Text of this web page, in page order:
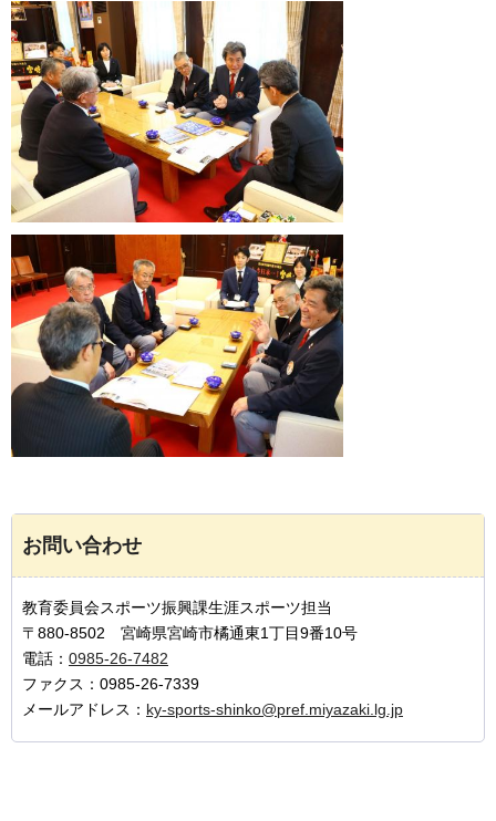
お問い合わせ
教育委員会スポーツ振興課生涯スポーツ担当
〒880-8502 宮崎県宮崎市橘通東1丁目9番10号
電話： 0985-26-7482
ファクス：0985-26-7339
メールアドレス： ky-sports-shinko@pref.miyazaki.lg.jp